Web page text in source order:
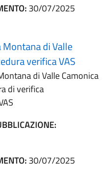
30/07/2025
di Valle
verifica VAS
di Valle Camonica
di verifica
30/07/2025